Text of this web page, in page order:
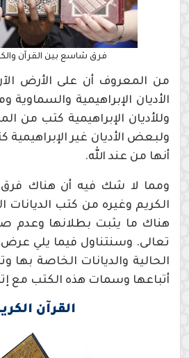
فرق شاسع بين القرآن
من المعروف أن على الأرض الآن
الأديان الإبراهيمية
وللأديان الإبراهيمية كتب من
ولبعض الأديان غير الإبراهيمية
أنها من عند الله.
ومما لا شك فيه أن هناك
الكريم وغيره من كتب الديانات
هناك ما يثبت بطلانها وعدم
تعالى. وسنتناول فيما يلي
الحالية والديانات الخاصة بها
أتباعها وسمات هذه الكتب مع
القرآن